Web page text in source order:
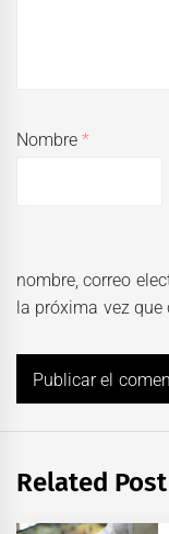
Nombre*
nombre, correo
la próxima vez que
Related Post